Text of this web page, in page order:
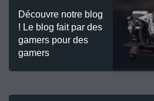
Découvre notre blog
! Le blog fait par des
gamers pour des
gamers